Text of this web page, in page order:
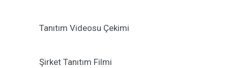
Tanıtım Videosu Çekimi
Şirket Tanıtım Filmi